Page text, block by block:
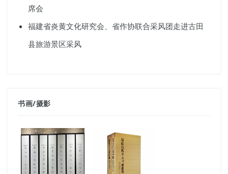
席会
福建省炎黄文化研究会、省作协联合采风团走进古田
县旅游景区采风
书画/摄影